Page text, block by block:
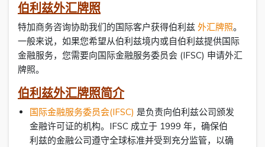
伯利兹外汇牌照
特加商务咨询协助我们的国际客户获得伯利兹 外汇牌照。
一般来说，如果您希望从伯利兹境内或自伯利兹提供国际
金融服务，您需要向国际金融服务委员会 (IFSC) 申请外汇
牌照。
伯利兹外汇牌照简介
国际金融服务委员会(IFSC) 是负责向伯利兹公司颁发
金融许可证的机构。IFSC 成立于 1999 年，确保伯
利兹的金融公司遵守全球标准并受到充分监管，以确